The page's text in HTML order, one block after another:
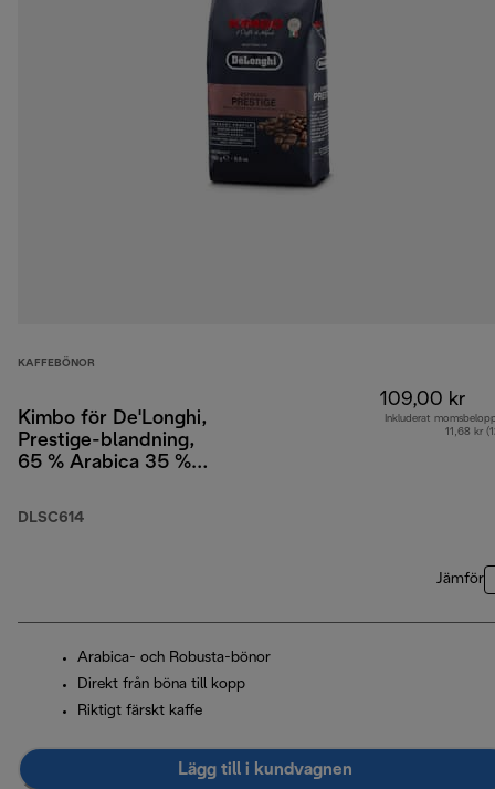
KAFFEBÖNOR
Kimbo för De'Longhi,
Prestige-blandning,
65 % Arabica 35 %
DLSC614
109,00 kr
Inkluderat
11,68 kr
Jämför
Arabica- och Robusta-bönor
Direkt från böna till kopp
Riktigt färskt kaffe
Lägg till i kundvagnen